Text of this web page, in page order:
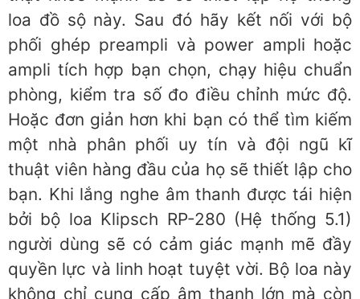
loa đồ sộ này. Sau đó hãy kết nối với bộ
phối ghép preampli và power ampli hoặc
ampli tích hợp bạn chọn, chạy hiệu chuẩn
phòng, kiểm tra số đo điều chỉnh mức độ.
Hoặc đơn giản hơn khi bạn có thể tìm kiếm
một nhà phân phối uy tín và đội ngũ kĩ
thuật viên hàng đầu của họ sẽ thiết lập cho
bạn. Khi lắng nghe âm thanh được tái hiện
bởi bộ loa Klipsch RP-280 (Hệ thống 5.1)
người dùng sẽ có cảm giác mạnh mẽ đầy
quyền lực và linh hoạt tuyệt vời. Bộ loa này
không chỉ cung cấp âm thanh lớn mà còn